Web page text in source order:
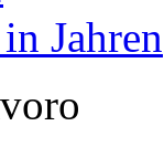
Jahren